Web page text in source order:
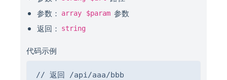
参数：
array $param 参数
返回：
string
代码示例
// 返回 /api/aaa/bbb